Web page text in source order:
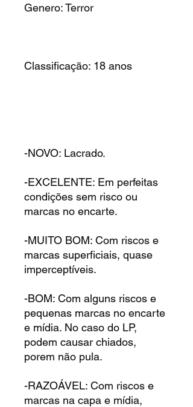
Genero: Terror
Classificação: 18 anos
-NOVO: Lacrado.
-EXCELENTE: Em perfeitas
condições sem risco ou
marcas no encarte.
-MUITO BOM: Com riscos e
marcas superficiais, quase
imperceptíveis.
-BOM: Com alguns riscos e
pequenas marcas no encarte
e mídia. No caso do LP,
podem causar chiados,
porem não pula.
-RAZOÁVEL: Com riscos e
marcas na capa e mídia,